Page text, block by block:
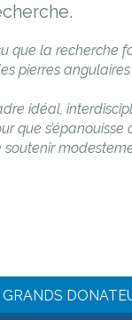
que la recherche
pierres
idéal,
que s’épanouisse
GRANDS